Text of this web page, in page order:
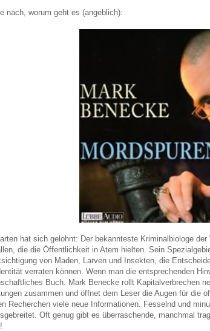
nach, worum geht es (angeblich):
hat sich gelohnt: Der bekannteste Kriminalbiologe
die die Öffentlichkeit in Atem hielten. Sein
von Maden, Larven und Insekten, die
verraten können. Wenn man die entsprechenden
Buch. Mark Benecke rollt Kapitalverbrechen
zusammen und öffnet dem Leser die Augen für die
Recherchen viele neue Informationen. Fesselnd und
Oft genug gibt es überraschende, manchmal